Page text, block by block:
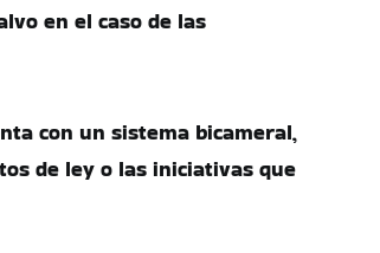
en el caso de las
con un sistema bicameral,
de ley o las iniciativas que